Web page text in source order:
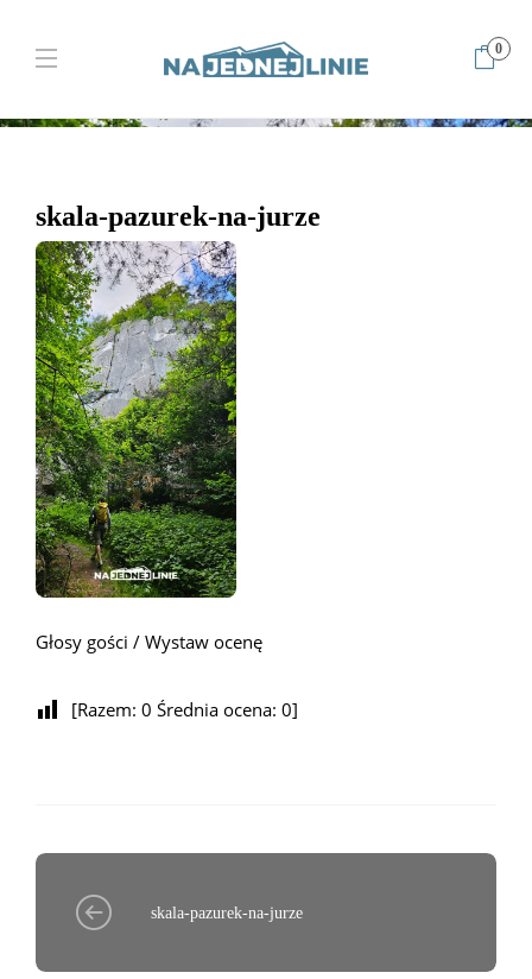
0
Home Pazurek to Bellissima! Jura w najlepszym wydaniu
skala-
pazurek-na-jurze
skala-pazurek-na-jurze
Głosy gości / Wystaw ocenę
[Razem: 0 Średnia ocena: 0]
skala-pazurek-na-jurze